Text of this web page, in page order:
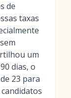
de
taxas
um
dias, o
23 para